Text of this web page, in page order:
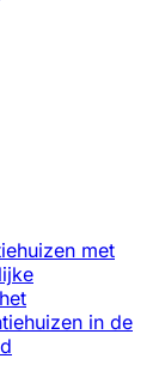
met
in de